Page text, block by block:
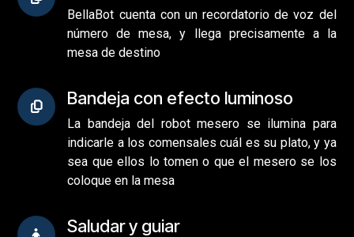
BellaBot cuenta con un recordatorio de voz del
número de mesa, y llega precisamente a la
mesa de destino
Bandeja con efecto luminoso
La bandeja del robot mesero se ilumina para
indicarle a los comensales cuál es su plato, y ya
sea que ellos lo tomen o que el mesero se los
coloque en la mesa
Saludar y guiar